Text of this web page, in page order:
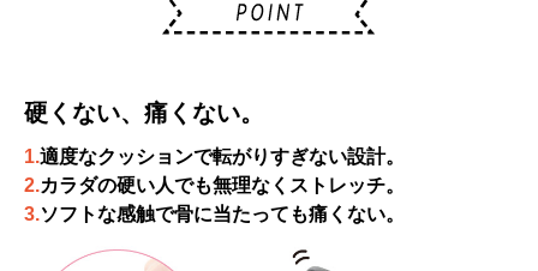
硬くない、痛くない。
1.適度なクッションで転がりすぎない設計。
2.カラダの硬い人でも無理なくストレッチ。
3.ソフトな感触で骨に当たっても痛くない。